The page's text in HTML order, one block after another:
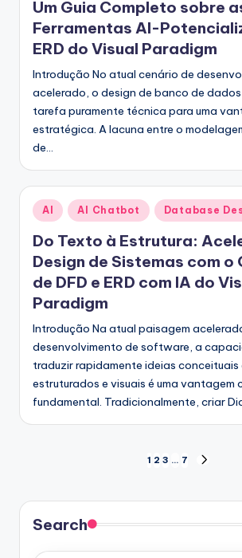
Um Guia Completo sobre
Ferramentas AI-
ERD do Visual Paradigm
Introdução No atual cenário de
acelerado, o design de banco de dados
tarefa puramente técnica para uma
estratégica. A lacuna entre o
de…
Posted
in
AI AI Chatbot Database
Do Texto à Estrutura:
Design de Sistemas com o
de DFD e ERD com IA do
Paradigm
Introdução Na atual paisagem
desenvolvimento de software, a
traduzir rapidamente ideias conceituais
estruturados e visuais é uma vantagem
fundamental. Tradicionalmente, criar
dos
conteúdos
1 2 3 … 7
Search